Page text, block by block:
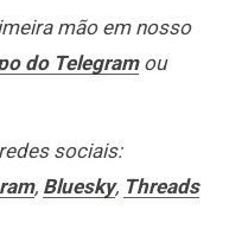
mão em nosso
do Telegram ou
sociais:
, Bluesky, Threads